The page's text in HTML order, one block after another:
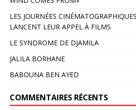
LES JOURNÉES
LANCENT LEUR APPEL À FILMS
LE SYNDROME DE DJAMILA
JALILA BORHANE
BABOUNA BEN AYED
COMMENTAIRES RÉCENTS